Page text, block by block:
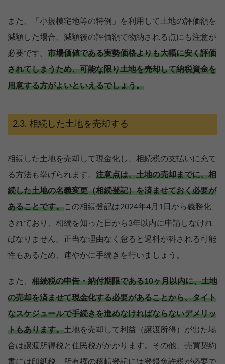
また、「小規模宅地等の特例」を利用して土地の評価額を
減額した場合、減額後の評価額で物納される点にも注意が
必要です。 市場価値である実勢価格よりも大幅に安く評価
されてしまうため、可能な限り土地を売却して納税資金を
用意する方がよいといえるでしょう。
相続した土地を売却する
相続した土地を売却して現金化し、相続税の支払いに充て
る方法も挙げられます。 注意点は、土地の売却までに、相
続した土地の名義変更（相続登記）を済ませておく必要が
あることです。この相続登記は2024年4月1日から義務化
されており、相続を知った日から3年以内に申請しなけれ
ばなりません。正当な理由なく怠ると過料が科される可能
性もあるため、速やかに手続きを行いましょう。
また、 相続税の申告・納付期限である10ヶ月以内に、土地
の売却を済ませて現金化する必要があることから、タイト
なスケジュールで手続きを進めなければならないデメリッ
トもあります。土地を売却して利益（譲渡所得）が出た場
合は譲渡所得税と住民税がかかります。その他、売買契約
書には印紙税、所有権の移転登記には登録免許税が必要で